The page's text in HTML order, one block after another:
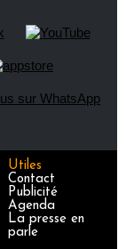
Utiles
Contact
Publicité
Agenda
La presse en
parle